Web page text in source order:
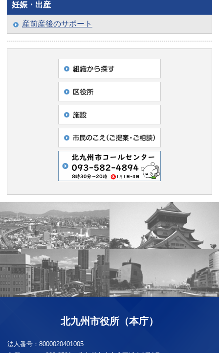
妊娠・出産
産前産後のサポート
北九州市役所（本庁）
法人番号： 8000020401005